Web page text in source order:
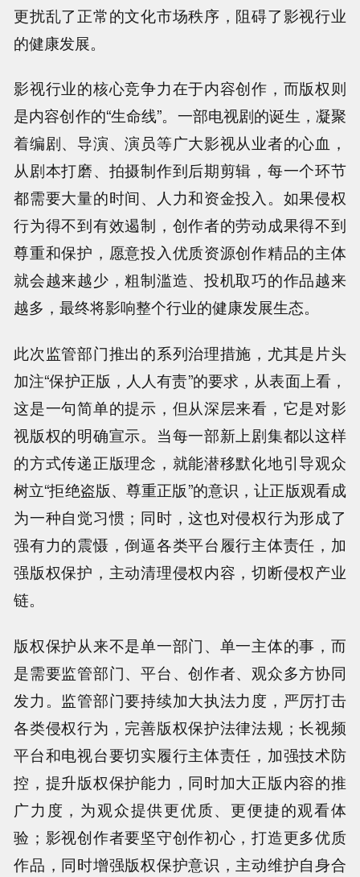
更扰乱了正常的文化市场秩序，阻碍了影视行业
的健康发展。
影视行业的核心竞争力在于内容创作，而版权则
是内容创作的“生命线”。一部电视剧的诞生，凝聚
着编剧、导演、演员等广大影视从业者的心血，
从剧本打磨、拍摄制作到后期剪辑，每一个环节
都需要大量的时间、人力和资金投入。如果侵权
行为得不到有效遏制，创作者的劳动成果得不到
尊重和保护，愿意投入优质资源创作精品的主体
就会越来越少，粗制滥造、投机取巧的作品越来
越多，最终将影响整个行业的健康发展生态。
此次监管部门推出的系列治理措施，尤其是片头
加注“保护正版，人人有责”的要求，从表面上看，
这是一句简单的提示，但从深层来看，它是对影
视版权的明确宣示。当每一部新上剧集都以这样
的方式传递正版理念，就能潜移默化地引导观众
树立“拒绝盗版、尊重正版”的意识，让正版观看成
为一种自觉习惯；同时，这也对侵权行为形成了
强有力的震慑，倒逼各类平台履行主体责任，加
强版权保护，主动清理侵权内容，切断侵权产业
链。
版权保护从来不是单一部门、单一主体的事，而
是需要监管部门、平台、创作者、观众多方协同
发力。监管部门要持续加大执法力度，严厉打击
各类侵权行为，完善版权保护法律法规；长视频
平台和电视台要切实履行主体责任，加强技术防
控，提升版权保护能力，同时加大正版内容的推
广力度，为观众提供更优质、更便捷的观看体
验；影视创作者要坚守创作初心，打造更多优质
作品，同时增强版权保护意识，主动维护自身合